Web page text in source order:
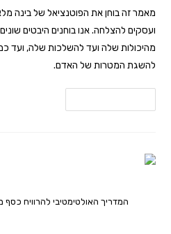
ועסקים להצלחה. אנו בוחנים היבטים
מהיכולות שלה ועד להשלכות שלה, ועד
להשגת המטרות של האדם.
המדריך האולטימטיבי להרוויח כסף